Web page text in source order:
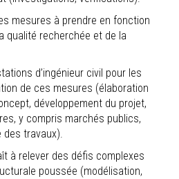
mesures à prendre en fonction
qualité recherchée et de la
d’ingénieur civil pour les
de ces mesures (élaboration
développement du projet,
y compris marchés publics,
des travaux).
à relever des défis complexes
poussée (modélisation,